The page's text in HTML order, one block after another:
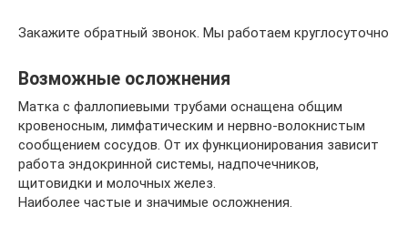
Закажите обратный звонок. Мы работаем круглосуточно
Возможные осложнения
Матка с фаллопиевыми трубами оснащена общим
кровеносным, лимфатическим и нервно-волокнистым
сообщением сосудов. От их функционирования зависит
работа эндокринной системы, надпочечников,
щитовидки и молочных желез.
Наиболее частые и значимые осложнения.